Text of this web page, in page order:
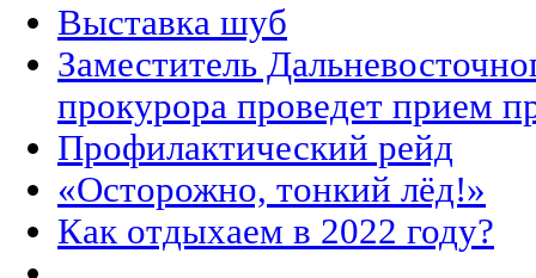
Выставка шуб
Заместитель
прокурора проведет прием
Профилактический рейд
«Осторожно, тонкий лёд!»
Как отдыхаем в 2022 году?